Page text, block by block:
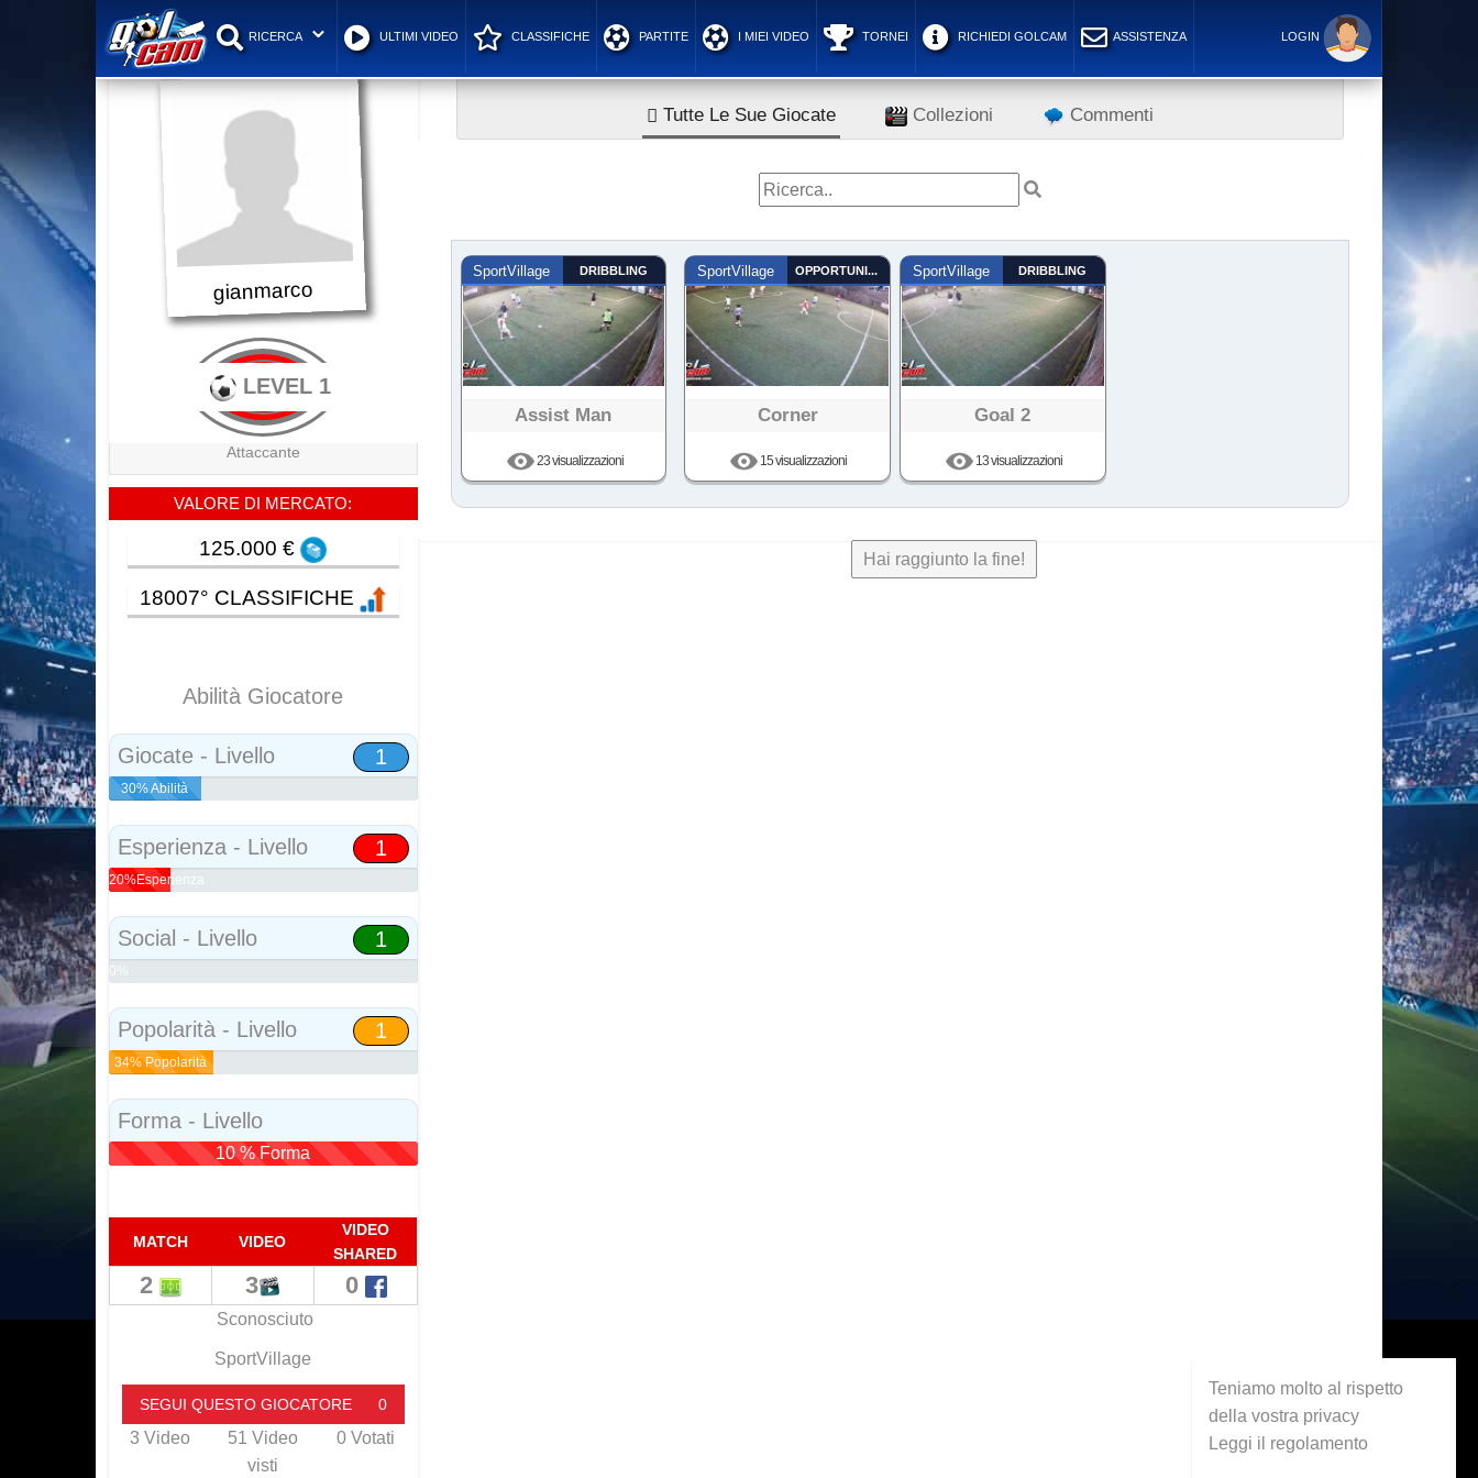
RICERCA ULTIMI VIDEO CLASSIFICHE PARTITE I MIEI VIDEO TORNEI RICHIEDI GOLCAM ASSISTENZA LOGIN
gianmarco
LEVEL 1
Attaccante
VALORE DI MERCATO:
125.000 €
18007° CLASSIFICHE
Abilità Giocatore
Giocate - Livello 1
30% Abilità
Esperienza - Livello 1
20%Esperienza
Social - Livello 1
0%
Popolarità - Livello 1
34% Popolarità
Forma - Livello
10 % Forma
MATCH VIDEO
VIDEO
SHARED
2 3 0
Sconosciuto
SportVillage
SEGUI QUESTO GIOCATORE 0
3 Video 51 Video
visti
0 Votati
Tutte Le Sue Giocate Collezioni Commenti
SportVillage DRIBBLING
Assist Man
23 visualizzazioni
SportVillage OPPORTUNISTA
Corner
15 visualizzazioni
SportVillage DRIBBLING
Goal 2
13 visualizzazioni
Hai raggiunto la fine!
Teniamo molto al rispetto
della vostra privacy
Leggi il regolamento